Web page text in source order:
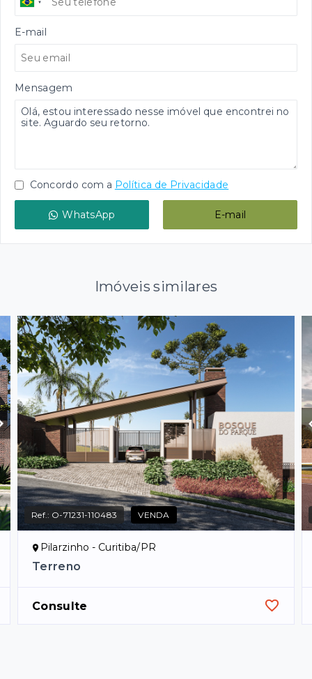
E-mail
Mensagem
Concordo com a Política de Privacidade
WhatsApp E-mail
Imóveis similares
Ref.: O-71231-110483 VENDA
Pilarzinho - Curitiba/PR
Terreno
Consulte